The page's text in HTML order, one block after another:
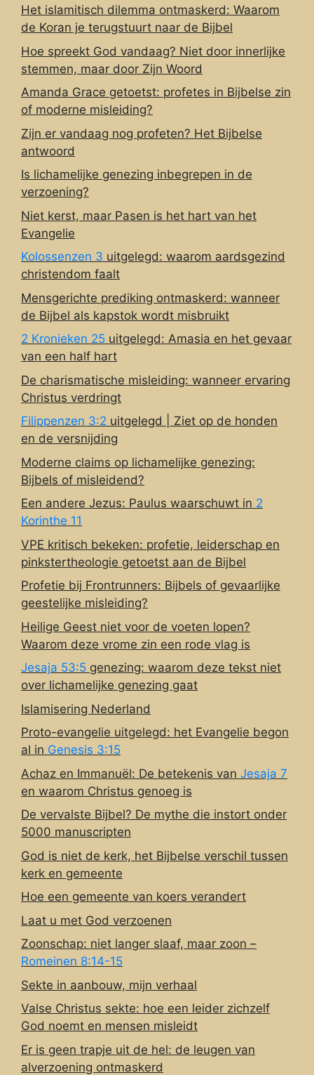
Het islamitisch dilemma ontmaskerd: Waarom
de Koran je terugstuurt naar de Bijbel
Hoe spreekt God vandaag? Niet door innerlijke
stemmen, maar door Zijn Woord
Amanda Grace getoetst: profetes in Bijbelse zin
of moderne misleiding?
Zijn er vandaag nog profeten? Het Bijbelse
antwoord
Is lichamelijke genezing inbegrepen in de
verzoening?
Niet kerst, maar Pasen is het hart van het
Evangelie
Kolossenzen 3 uitgelegd: waarom aardsgezind
christendom faalt
Mensgerichte prediking ontmaskerd: wanneer
de Bijbel als kapstok wordt misbruikt
2 Kronieken 25 uitgelegd: Amasia en het gevaar
van een half hart
De charismatische misleiding: wanneer ervaring
Christus verdringt
Filippenzen 3:2 uitgelegd | Ziet op de honden
en de versnijding
Moderne claims op lichamelijke genezing:
Bijbels of misleidend?
Een andere Jezus: Paulus waarschuwt in 2
Korinthe 11
VPE kritisch bekeken: profetie, leiderschap en
pinkstertheologie getoetst aan de Bijbel
Profetie bij Frontrunners: Bijbels of gevaarlijke
geestelijke misleiding?
Heilige Geest niet voor de voeten lopen?
Waarom deze vrome zin een rode vlag is
Jesaja 53:5 genezing: waarom deze tekst niet
over lichamelijke genezing gaat
Islamisering Nederland
Proto-evangelie uitgelegd: het Evangelie begon
al in Genesis 3:15
Achaz en Immanuël: De betekenis van Jesaja 7
en waarom Christus genoeg is
De vervalste Bijbel? De mythe die instort onder
5000 manuscripten
God is niet de kerk, het Bijbelse verschil tussen
kerk en gemeente
Hoe een gemeente van koers verandert
Laat u met God verzoenen
Zoonschap: niet langer slaaf, maar zoon –
Romeinen 8:14-15
Sekte in aanbouw, mijn verhaal
Valse Christus sekte: hoe een leider zichzelf
God noemt en mensen misleidt
Er is geen trapje uit de hel: de leugen van
alverzoening ontmaskerd